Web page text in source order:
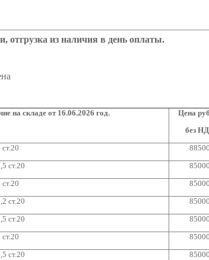
отгрузка из наличия в день оплаты.
на складе от 16.06.2026 год.
Цена
без
88500
ст.20
85000
85000
ст.20
85000
ст.20
85000
85000
ст.20
85000